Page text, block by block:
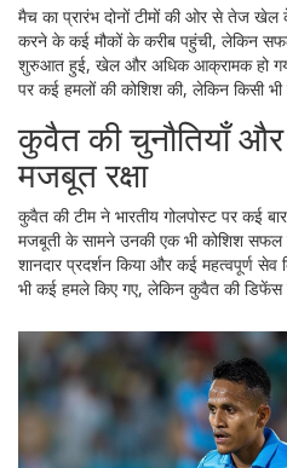
मैच का प्रारंभ दोनों टीमों की ओर से तेज
करने के कई मौकों के करीब पहुंची, लेकिन
शुरुआत हुई, खेल और अधिक आक्रामक हो
पर कई हमलों की कोशिश की, लेकिन किसी
कुवैत की चुनौतियाँ और
मजबूत रक्षा
कुवैत की टीम ने भारतीय गोलपोस्ट पर कई
मजबूती के सामने उनकी एक भी कोशिश सफल
शानदार प्रदर्शन किया और कई महत्वपूर्ण
भी कई हमले किए गए, लेकिन कुवैत की डिफेंस